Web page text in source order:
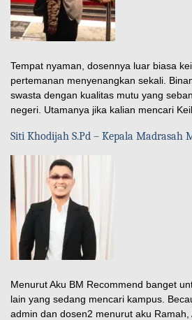
Tempat nyaman, dosennya luar biasa
pertemanan menyenangkan sekali.
swasta dengan kualitas mutu yang
negeri. Utamanya jika kalian mencari
Siti Khodijah S.Pd – Kepala Madrasah
Menurut Aku BM Recommend banget
lain yang sedang mencari kampus.
admin dan dosen2 menurut aku Ramah,